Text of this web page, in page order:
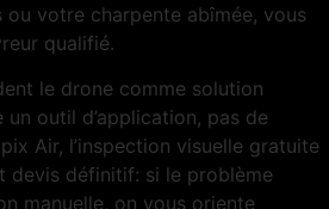
ou votre charpente abîmée, vous
qualifié.
le drone comme solution
un outil d’application, pas de
Air, l’inspection visuelle gratuite
devis définitif: si le problème
manuelle, on vous oriente